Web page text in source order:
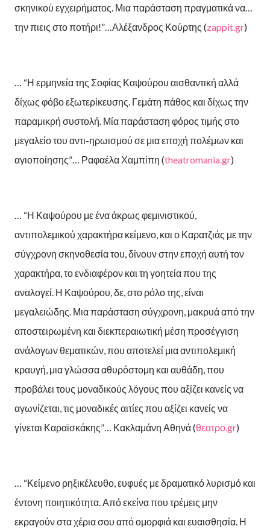
σκηνικού εγχειρήματος. Μια παράσταση πραγματικά να…
την πιεις στο ποτήρι!”…Αλέξανδρος Κούρτης (zappit.gr)
… “Η ερμηνεία της Σοφίας Καψούρου αισθαντική αλλά
δίχως φόβο εξωτερίκευσης. Γεμάτη πάθος και δίχως την
παραμικρή συστολή. Μία παράσταση φόρος τιμής στο
μεγαλείο του αντι-ηρωισμού σε μια εποχή πολέμων και
αγιοποίησης”… Ραφαέλα Χαμπίπη (theatromania.gr)
… “Η Καψούρου με ένα άκρως φεμινιστικού,
αντιπολεμικού χαρακτήρα κείμενο, και ο Καρατζιάς με την
σύγχρονη σκηνοθεσία του, δίνουν στην εποχή αυτή τον
χαρακτήρα, το ενδιαφέρον και τη γοητεία που της
αναλογεί. Η Καψούρου, δε, στο ρόλο της, είναι
μεγαλειώδης. Μια παράσταση σύγχρονη, μακρυά από την
αποστειρωμένη και διεκπεραιωτική μέση προσέγγιση
ανάλογων θεματικών, που αποτελεί μια αντιπολεμική
κραυγή, μια γλώσσα αθυρόστομη και αυθάδη, που
προβάλει τους μοναδικούς λόγους που αξίζει κανείς να
αγωνίζεται, τις μοναδικές αιτίες που αξίζει κανείς να
γίνεται Καραϊσκάκης”… Κακλαμάνη Αθηνά (θεατρο.gr)
… “Κείμενο ρηξικέλευθο, ευφυές με δραματικό λυρισμό και
έντονη ποιητικότητα. Από εκείνα που τρέμεις μην
εκραγούν στα χέρια σου από ομορφιά και ευαισθησία. Η